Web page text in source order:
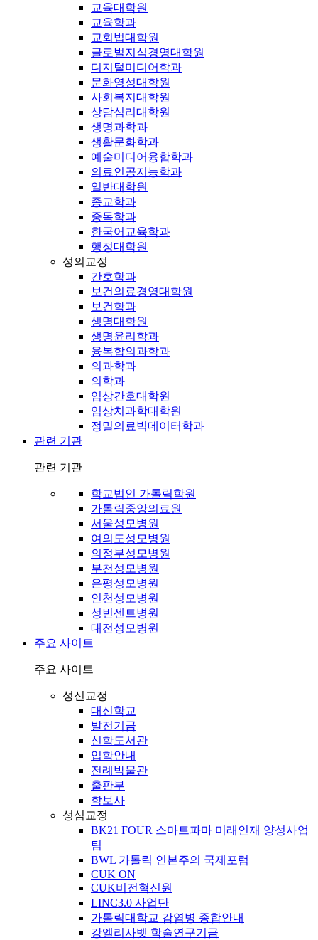
교육대학원
교육학과
교회법대학원
글로벌지식경영대학원
디지털미디어학과
문화영성대학원
사회복지대학원
상담심리대학원
생명과학과
생활문화학과
예술미디어융합학과
의료인공지능학과
일반대학원
종교학과
중독학과
한국어교육학과
행정대학원
성의교정
간호학과
보건의료경영대학원
보건학과
생명대학원
생명윤리학과
융복합의과학과
의과학과
의학과
임상간호대학원
임상치과학대학원
정밀의료빅데이터학과
관련 기관
관련 기관
학교법인 가톨릭학원
가톨릭중앙의료원
서울성모병원
여의도성모병원
의정부성모병원
부천성모병원
은평성모병원
인천성모병원
성빈센트병원
대전성모병원
주요 사이트
주요 사이트
성신교정
대신학교
발전기금
신학도서관
입학안내
전례박물관
출판부
학보사
성심교정
BK21 FOUR 스마트파마 미래인재 양성사업
팀
BWL 가톨릭 인본주의 국제포럼
CUK ON
CUK비전혁신원
LINC3.0 사업단
가톨릭대학교 감염병 종합안내
강엘리사벳 학술연구기금